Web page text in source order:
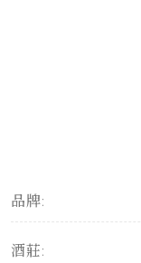
品牌:
酒莊: